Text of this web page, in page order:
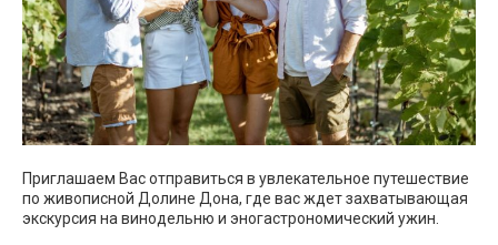
Приглашаем Вас отправиться в увлекательное путешествие
по живописной Долине Дона, где вас ждет захватывающая
экскурсия на винодельню и эногастрономический ужин.